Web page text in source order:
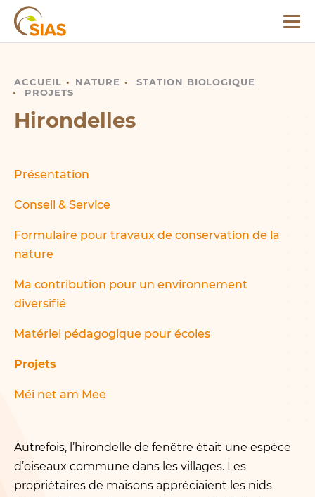
Menu
Klima- a Biodiversitéitsdag
Deutsch
ACCUEIL NATURE
STATION BIOLOGIQUE
PROJETS
HIRONDELLES
Hirondelles
Présentation
Conseil & Service
Formulaire pour travaux de conservation de la
nature
Ma contribution pour un environnement
diversifié
Matériel pédagogique pour écoles
Projets
Méi net am Mee
Autrefois, l’hirondelle de fenêtre était une espèce
d’oiseaux commune dans les villages. Les
propriétaires de maisons appréciaient les nids